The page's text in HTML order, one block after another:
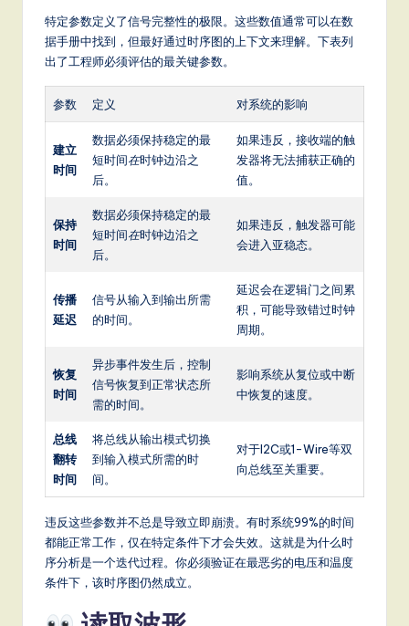
ti
o
特定参数定义了信号完整性的极限。这些数值通常可以在数
据手册中找到，但最好通过时序图的上下文来理解。下表列
出了工程师必须评估的最关键参数。
参数 定义 对系统的影响
建立
时间
数据必须保持稳定的最
短时间在时钟边沿之
后。
如果违反，接收端的触
发器将无法捕获正确的
值。
保持
时间
数据必须保持稳定的最
短时间在时钟边沿之
后。
如果违反，触发器可能
会进入亚稳态。
传播
延迟
信号从输入到输出所需
的时间。
延迟会在逻辑门之间累
积，可能导致错过时钟
周期。
恢复
时间
异步事件发生后，控制
信号恢复到正常状态所
需的时间。
影响系统从复位或中断
中恢复的速度。
总线
翻转
时间
将总线从输出模式切换
到输入模式所需的时
间。
对于I2C或1-Wire等双
向总线至关重要。
违反这些参数并不总是导致立即崩溃。有时系统99%的时间
都能正常工作，仅在特定条件下才会失效。这就是为什么时
序分析是一个迭代过程。你必须验证在最恶劣的电压和温度
条件下，该时序图仍然成立。